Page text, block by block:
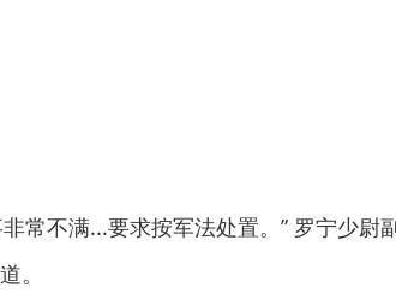
不满...要求按军法处置。” 罗宁少尉
。